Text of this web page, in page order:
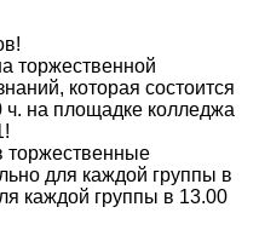
торжественной
которая состоится
ч. на площадке колледжа
торжественные
для каждой группы в
каждой группы в 13.00